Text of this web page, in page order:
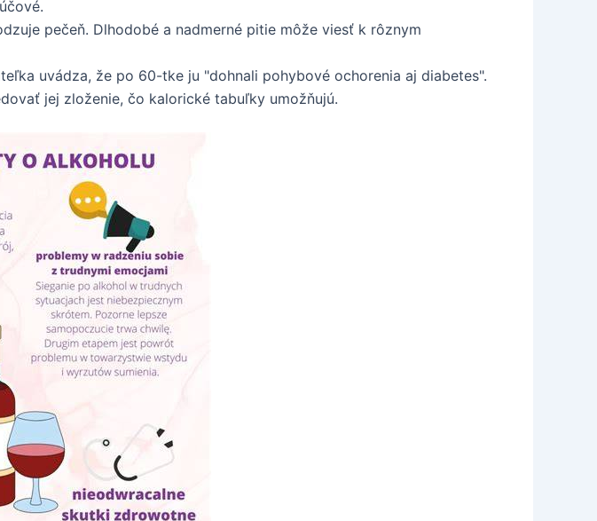
pečeň. Dlhodobé a nadmerné pitie môže viesť k rôznym
uvádza, že po 60-tke ju "dohnali pohybové ochorenia aj diabetes".
jej zloženie, čo kalorické tabuľky umožňujú.